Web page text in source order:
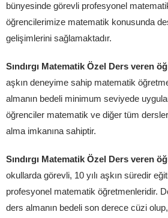
bünyesinde görevli profesyonel
öğrencilerimize matematik konusunda
gelişimlerini sağlamaktadır.
Sındırgı Matematik Özel Ders veren
aşkın deneyime sahip matematik
almanın bedeli minimum seviyede
öğrenciler matematik ve diğer tüm
alma imkanına sahiptir.
Sındırgı Matematik Özel Ders veren
okullarda görevli, 10 yılı aşkın süredir
profesyonel matematik öğretmenleridir.
ders almanın bedeli son derece cüzi